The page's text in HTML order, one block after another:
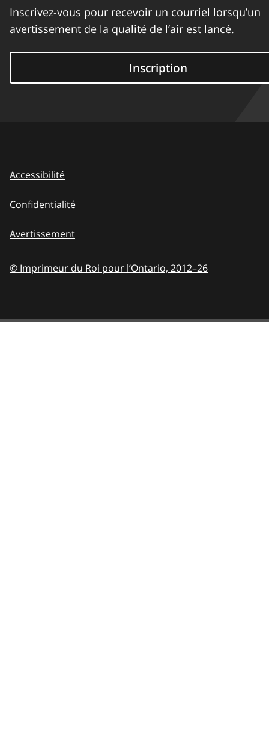
Inscrivez-vous pour recevoir un courriel lorsqu’un
avertissement de la qualité de l’air est lancé.
Inscription
Accessibilité
Confidentialité
Avertissement
© Imprimeur du Roi pour l’Ontario, 2012–26